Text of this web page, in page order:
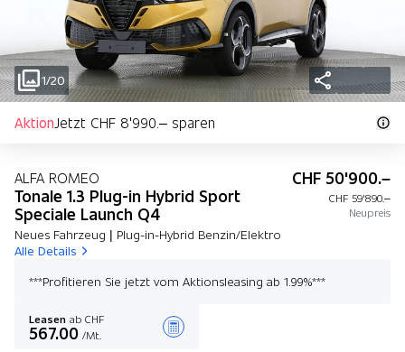
1/20
AktionJetzt CHF 8'990.– sparen
ALFA ROMEO
Tonale 1.3 Plug-in Hybrid Sport
Speciale Launch Q4
Neues Fahrzeug | Plug-in-Hybrid Benzin/Elektro
Alle Details
CHF 50'900.–
CHF 59'890.–
Neupreis
***Profitieren Sie jetzt vom Aktionsleasing ab 1.99%***
Leasen ab CHF
567.00 /Mt.